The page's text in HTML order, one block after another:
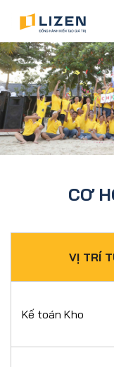
CƠ
VỊ TRÍ
Kế toán Kho